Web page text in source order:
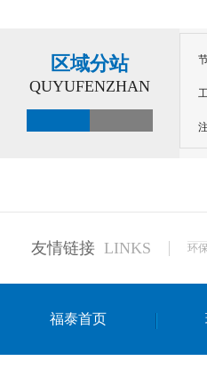
区域分站
QUYUFENZHAN
友情链接 LINKS 环
福泰首页